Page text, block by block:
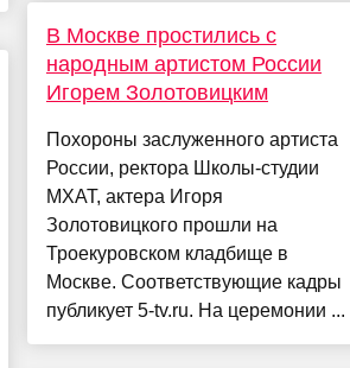
В Москве простились с
народным артистом России
Игорем Золотовицким
Похороны заслуженного артиста
России, ректора Школы-студии
МХАТ, актера Игоря
Золотовицкого прошли на
Троекуровском кладбище в
Москве. Соответствующие кадры
публикует 5-tv.ru. На церемонии ...